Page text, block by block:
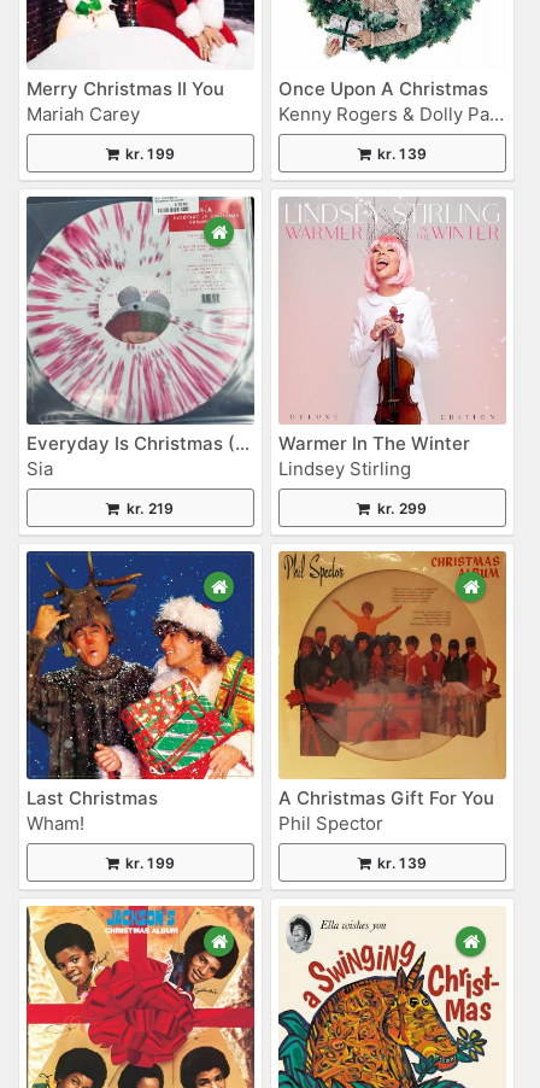
Merry Christmas II You
Mariah Carey
kr. 199
Once Upon A Christmas
Kenny Rogers & Dolly Parton
kr. 139
Everyday Is Christmas (Snowman)
Sia
kr. 219
Warmer In The Winter
Lindsey Stirling
kr. 299
Last Christmas
Wham!
kr. 199
A Christmas Gift For You
Phil Spector
kr. 139